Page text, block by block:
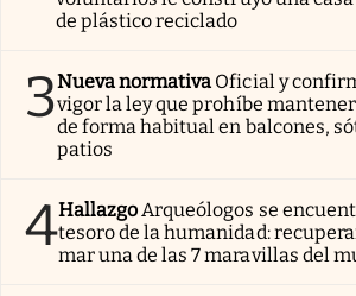
de plástico reciclado
3Nueva normativa Oficial y
vigor la ley que prohíbe
de forma habitual en balcones,
patios
4HallazgoArqueólogos se
tesoro de la humanidad:
mar una de las 7 maravillas del